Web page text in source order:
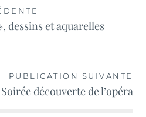
dessins et aquarelles
PUBLICATION SUIVANTE
Soirée découverte de l’opéra